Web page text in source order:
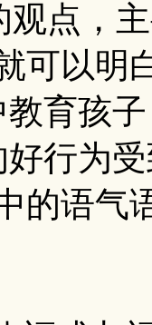
，主
可以明
育孩
行为
的语气